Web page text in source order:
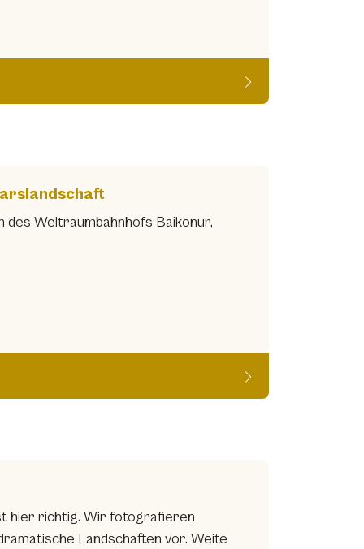
Weltraumbahnhofs Baikonur,
hier richtig. Wir fotografieren
Landschaften vor. Weite